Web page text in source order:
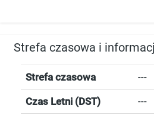
Strefa czasowa i
Strefa czasowa ---
Czas Letni (DST) ---